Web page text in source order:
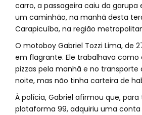
carro, a passageira caiu da
um caminhão, na manhã desta
Carapicuíba, na região
O motoboy Gabriel Tozzi Lima, de
em flagrante. Ele trabalhava como
pizzas pela manhã e no transporte
noite, mas não tinha carteira de
À polícia, Gabriel afirmou que,
plataforma 99, adquiriu uma